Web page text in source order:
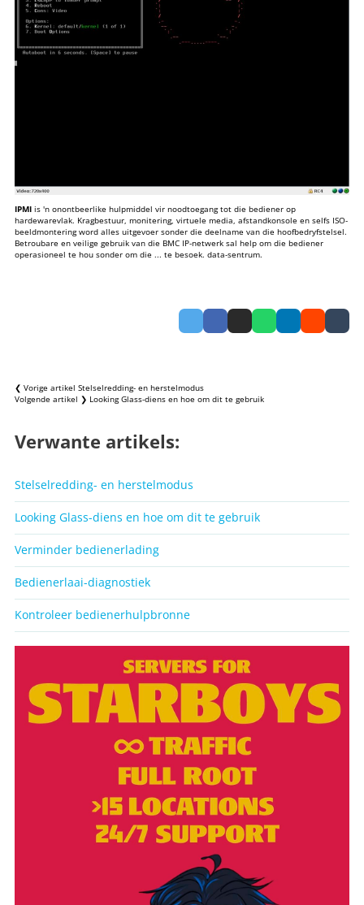
IPMI is 'n onontbeerlike hulpmiddel vir noodtoegang tot die bediener op
hardewarevlak. Kragbestuur, monitering, virtuele media, afstandkonsole en selfs ISO-
beeldmontering word alles uitgevoer sonder die deelname van die hoofbedryfstelsel.
Betroubare en veilige gebruik van die BMC IP-netwerk sal help om die bediener
operasioneel te hou sonder om die ... te besoek. data-sentrum.
❮ Vorige artikel Stelselredding- en herstelmodus
Volgende artikel ❯ Looking Glass-diens en hoe om dit te gebruik
Verwante artikels:
Stelselredding- en herstelmodus
Looking Glass-diens en hoe om dit te gebruik
Verminder bedienerlading
Bedienerlaai-diagnostiek
Kontroleer bedienerhulpbronne